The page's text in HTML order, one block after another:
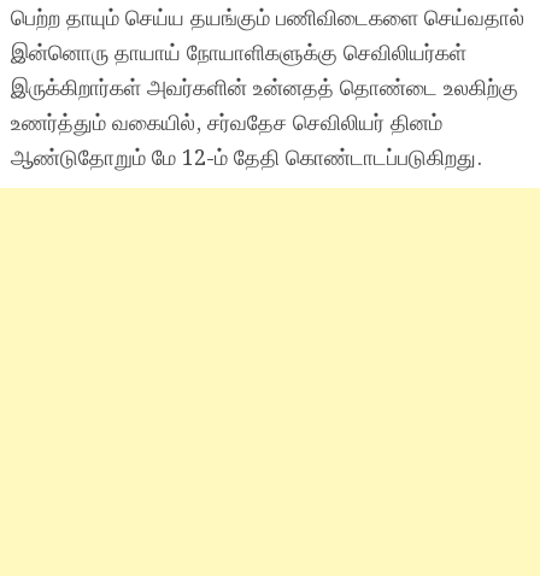
பெற்ற தாயும் செய்ய தயங்கும் பணிவிடைகளை செய்வதால்
இன்னொரு தாயாய் நோயாளிகளுக்கு செவிலியர்கள்
இருக்கிறார்கள் அவர்களின் உன்னதத் தொண்டை உலகிற்கு
உணர்த்தும் வகையில், சர்வதேச செவிலியர் தினம்
ஆண்டுதோறும் மே 12-ம் தேதி கொண்டாடப்படுகிறது.